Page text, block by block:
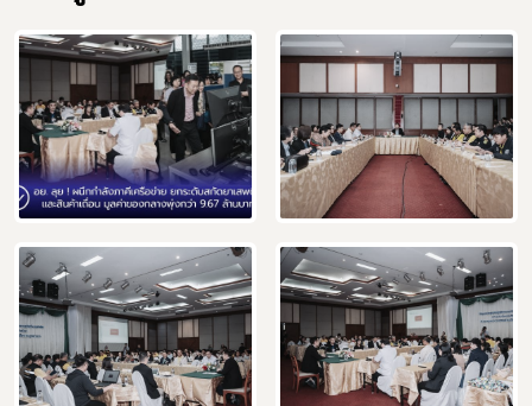
Subscribe
เลือกหัวข้อที่ท่านต้องการ Subscribe
ผู้ประกอบการายย่อย
อาหาร
โควิด